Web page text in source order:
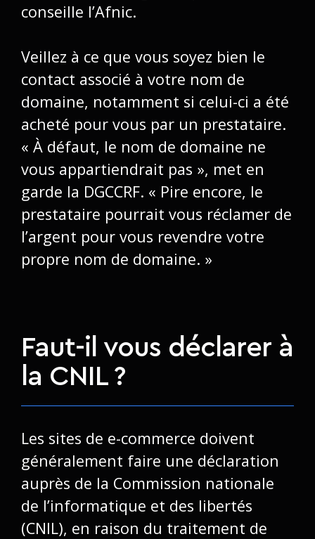
conseille l’Afnic.
Veillez à ce que vous soyez bien le
contact associé à votre nom de
domaine, notamment si celui-ci a été
acheté pour vous par un prestataire.
« À défaut, le nom de domaine ne
vous appartiendrait pas », met en
garde la DGCCRF. « Pire encore, le
prestataire pourrait vous réclamer de
l’argent pour vous revendre votre
propre nom de domaine. »
Faut-il vous déclarer à
la CNIL ?
Les sites de e-commerce doivent
généralement faire une déclaration
auprès de la Commission nationale
de l’informatique et des libertés
(CNIL), en raison du traitement de